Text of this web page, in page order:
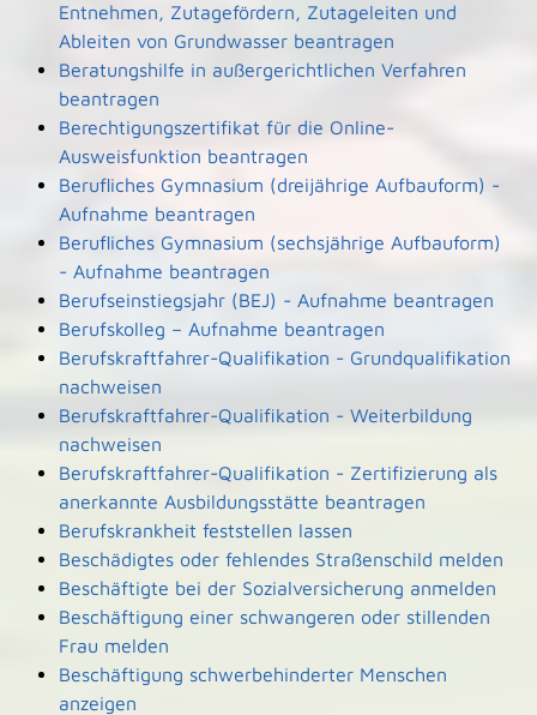
Entnehmen, Zutagefördern, Zutageleiten und
Ableiten von Grundwasser beantragen
Beratungshilfe in außergerichtlichen Verfahren
beantragen
Berechtigungszertifikat für die Online-
Ausweisfunktion beantragen
Berufliches Gymnasium (dreijährige Aufbauform) -
Aufnahme beantragen
Berufliches Gymnasium (sechsjährige Aufbauform)
- Aufnahme beantragen
Berufseinstiegsjahr (BEJ) - Aufnahme beantragen
Berufskolleg – Aufnahme beantragen
Berufskraftfahrer-Qualifikation - Grundqualifikation
nachweisen
Berufskraftfahrer-Qualifikation - Weiterbildung
nachweisen
Berufskraftfahrer-Qualifikation - Zertifizierung als
anerkannte Ausbildungsstätte beantragen
Berufskrankheit feststellen lassen
Beschädigtes oder fehlendes Straßenschild melden
Beschäftigte bei der Sozialversicherung anmelden
Beschäftigung einer schwangeren oder stillenden
Frau melden
Beschäftigung schwerbehinderter Menschen
anzeigen